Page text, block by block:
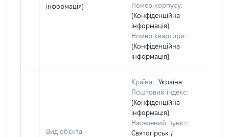
інформація]
Номер корпусу:
[Конфіденційна
інформація]
Номер квартири:
[Конфіденційна
інформація]
Вид об'єкта:
Країна:
Україна
Поштовий індекс:
[Конфіденційна
інформація]
Населений пункт:
Святогірськ /